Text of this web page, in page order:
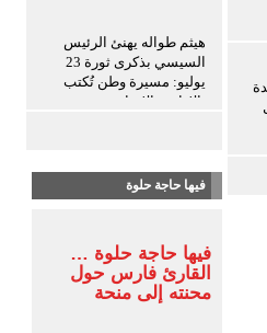
هيثم طواله يهنئ الرئيس
السيسي بذكرى ثورة 23
يوليو: مسيرة وطن تُكتب
بالإرادة والإنجاز
فيها حاجة حلوة
فيها حاجة حلوة …
القارئ فارس حول
محنته إلى منحة